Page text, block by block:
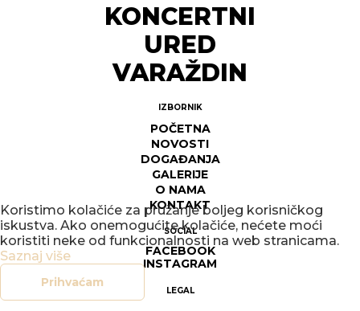
KONCERTNI
URED
VARAŽDIN
IZBORNIK
POČETNA
NOVOSTI
DOGAĐANJA
GALERIJE
O NAMA
KONTAKT
SOCIAL
FACEBOOK
INSTAGRAM
LEGAL
Koristimo kolačiće za pružanje boljeg korisničkog
iskustva. Ako onemogućite kolačiće, nećete moći
koristiti neke od funkcionalnosti na web stranicama.
Saznaj više
Prihvaćam